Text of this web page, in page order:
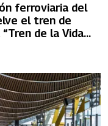
ferroviaria del
el tren de
de la Vida